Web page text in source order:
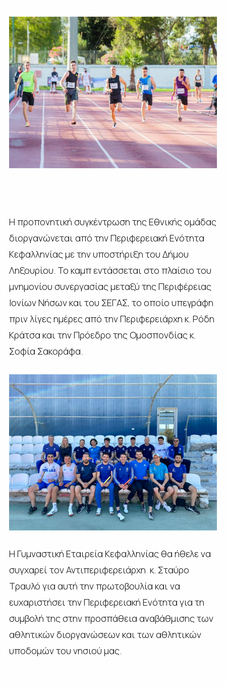
Η προπονητική συγκέντρωση της Εθνικής ομάδας
διοργανώνεται από την Περιφερειακή Ενότητα
Κεφαλληνίας με την υποστήριξη του Δήμου
Ληξουρίου. Το καμπ εντάσσεται στο πλαίσιο του
μνημονίου συνεργασίας μεταξύ της Περιφέρειας
Ιονίων Νήσων και του ΣΕΓΑΣ, το οποίο υπεγράφη
πριν λίγες ημέρες από την Περιφερειάρχη κ. Ρόδη
Κράτσα και την Πρόεδρο της Ομοσπονδίας κ.
Σοφία Σακοράφα.
Η Γυμναστική Εταιρεία Κεφαλληνίας θα ήθελε να
συγχαρεί τον Αντιπεριφερειάρχη κ. Σταύρο
Τραυλό για αυτή την πρωτοβουλία και να
ευχαριστήσει την Περιφερειακή Ενότητα για τη
συμβολή της στην προσπάθεια αναβάθμισης των
αθλητικών διοργανώσεων και των αθλητικών
υποδομών του νησιού μας.